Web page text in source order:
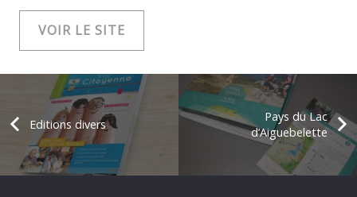
VOIR LE SITE
Editions divers
Pays du Lac
d’Aiguebelette